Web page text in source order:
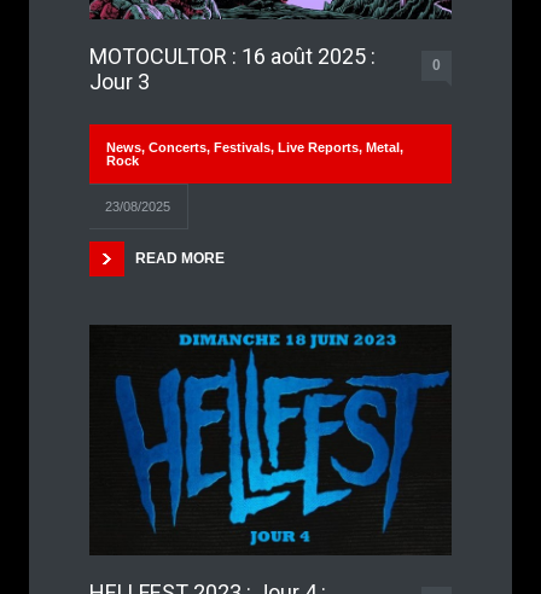
MOTOCULTOR : 16 août 2025 :
Jour 3
0
News, Concerts, Festivals, Live Reports, Metal ,
Rock
23/08/2025
READ MORE